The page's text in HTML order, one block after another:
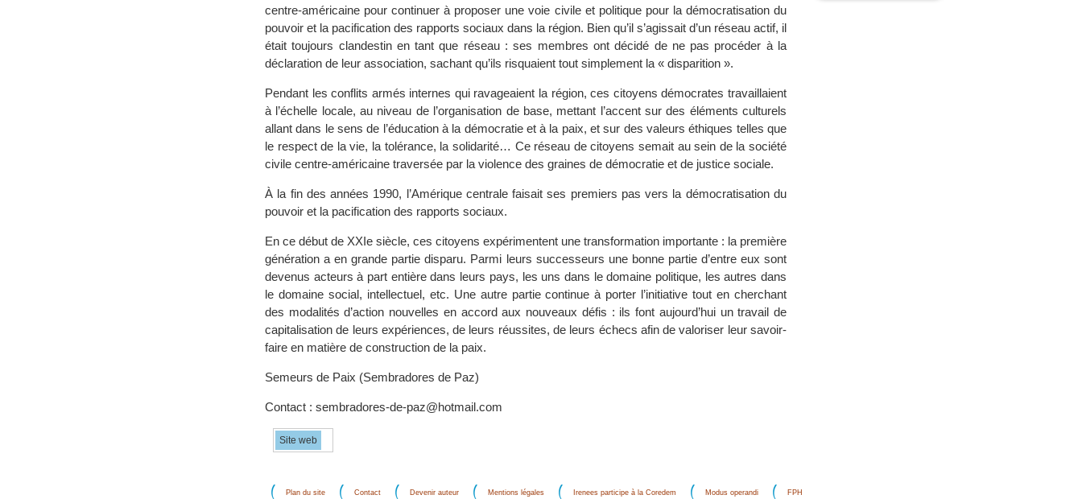
centre-américaine pour continuer à proposer une voie civile et politique pour la démocratisation du
pouvoir et la pacification des rapports sociaux dans la région. Bien qu’il s’agissait d’un réseau actif, il
était toujours clandestin en tant que réseau : ses membres ont décidé de ne pas procéder à la
déclaration de leur association, sachant qu’ils risquaient tout simplement la « disparition ».
Pendant les conflits armés internes qui ravageaient la région, ces citoyens démocrates travaillaient
à l’échelle locale, au niveau de l’organisation de base, mettant l’accent sur des éléments culturels
allant dans le sens de l’éducation à la démocratie et à la paix, et sur des valeurs éthiques telles que
le respect de la vie, la tolérance, la solidarité… Ce réseau de citoyens semait au sein de la société
civile centre-américaine traversée par la violence des graines de démocratie et de justice sociale.
À la fin des années 1990, l’Amérique centrale faisait ses premiers pas vers la démocratisation du
pouvoir et la pacification des rapports sociaux.
En ce début de XXIe siècle, ces citoyens expérimentent une transformation importante : la première
génération a en grande partie disparu. Parmi leurs successeurs une bonne partie d’entre eux sont
devenus acteurs à part entière dans leurs pays, les uns dans le domaine politique, les autres dans
le domaine social, intellectuel, etc. Une autre partie continue à porter l’initiative tout en cherchant
des modalités d’action nouvelles en accord aux nouveaux défis : ils font aujourd’hui un travail de
capitalisation de leurs expériences, de leurs réussites, de leurs échecs afin de valoriser leur savoir-
faire en matière de construction de la paix.
Semeurs de Paix (Sembradores de Paz)
Contact : sembradores-de-paz@hotmail.com
Site web
Plan du site Contact Devenir auteur Mentions légales Irenees participe à la Coredem Modus operandi FPH